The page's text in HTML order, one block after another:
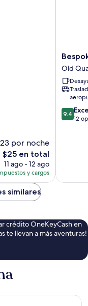
por noche
El
precio
actual
es
de
$25
$25 en total
11 ago - 12 ago
y cargos
Hotel
Hanoi
Old
Quarter
Old
9.4
de
9.4
12
similares
crédito OneKeyCash en
te llevan a más aventuras!